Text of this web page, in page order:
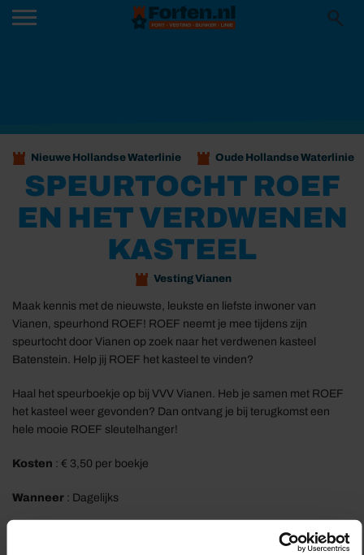
Nieuwe Hollandse Waterlinie Oude Hollandse Waterlinie
SPEURTOCHT ROEF
EN HET VERDWENEN
KASTEEL
Vesting Vianen
Maak kennis met de nieuwste, leukste en liefste inwoner van
Vianen, speurhond ROEF! ROEF neemt je mee tijdens zijn
speurtocht door Vianen op zoek naar het verdwenen kasteel
Batenstein. Help jij ROEF het kasteel te vinden?
Haal het speurboekje op bij VVV Vianen. Heb je samen met ROEF
het kasteel weer gevonden? Dan ontvang je bij terugkomst een
hele mooie ROEF sleutelhanger!
Kosten : € 3,50 per boekje
Wanneer : Dagelijks